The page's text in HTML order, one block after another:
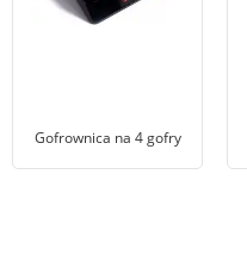
Gofrownica na 4 gofry